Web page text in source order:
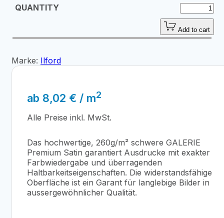
Add to cart
Marke: Ilford
ab 8,02 € / m2
Alle Preise inkl. MwSt.
Das hochwertige, 260g/m² schwere GALERIE
Premium Satin garantiert Ausdrucke mit exakter
Farbwiedergabe und überragenden
Haltbarkeitseigenschaften. Die widerstandsfähige
Oberfläche ist ein Garant für langlebige Bilder in
aussergewöhnlicher Qualität.